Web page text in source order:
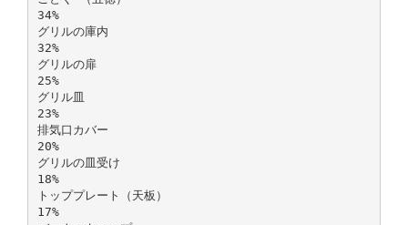
34%
グリルの庫内
32%
グリルの扉
25%
グリル皿
23%
排気口カバー
20%
グリルの皿受け
18%
トッププレート（天板）
17%